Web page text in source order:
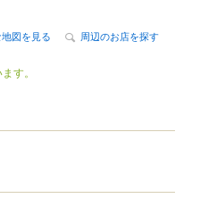
図を見る 周辺のお店を探す
す。